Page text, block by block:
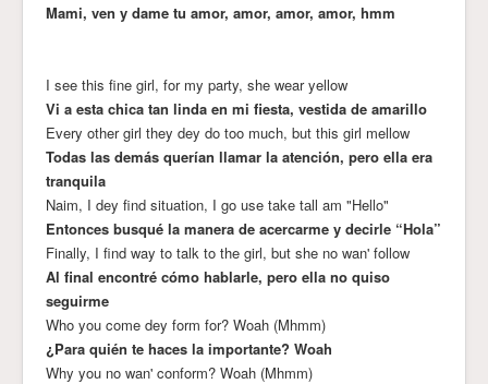
Mami, ven y dame tu amor, amor, amor, amor, hmm
I see this fine girl, for my party, she wear yellow
Vi a esta chica tan linda en mi fiesta, vestida de amarillo
Every other girl they dey do too much, but this girl mellow
Todas las demás querían llamar la atención, pero ella era
tranquila
Naim, I dey find situation, I go use take tаll am "Hello"
Entonces busqué la manera de acercarme y decirle “Hola”
Finally, I find way to talk to the girl, but she no wan' follow
Al final encontré cómo hablarle, pero ella no quiso
seguirme
Who you come dey form for? Woah (Mhmm)
¿Para quién te haces la importante? Woah
Why you no wan' conform? Woah (Mhmm)